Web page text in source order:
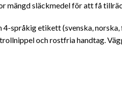
mängd släckmedel för att få
4-språkig etikett (svenska, norska,
och rostfria handtag.